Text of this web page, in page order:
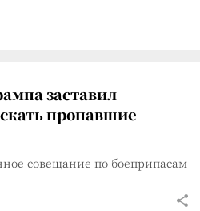
заставил
пропавшие
совещание по боеприпасам